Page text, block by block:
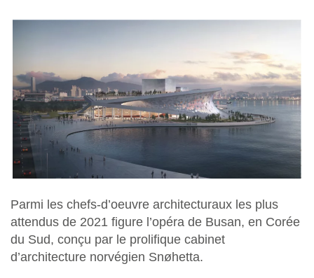
Parmi les chefs-d’oeuvre architecturaux les plus
attendus de 2021 figure l’opéra de Busan, en Corée
du Sud, conçu par le prolifique cabinet
d’architecture norvégien Snøhetta.